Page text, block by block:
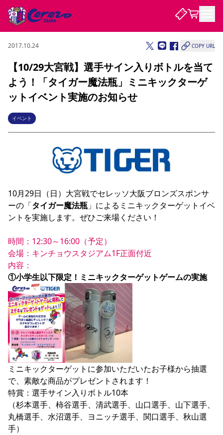
試合・チーム
試合について
試合日程 / 結果 順位表
チームについて
ハナサカプレーヤー
観戦する
チケット
チケット情報 販売スケジュール 価格・席種 購入方法
特定興行入場券 譲渡サービス リセールサービス
観戦マナー&ルール ビジターサポーター観戦ガイド 公式アプリ
スタジアム
DAZNで観戦
DAZNで観戦
アウェイツアー
アウェイツアー
よくある質問
よくある質問
クラブを知る
セレッソ大阪について
沿革 シーズン記録 求人情報
パートナー企業募集中 セレッソ大阪VISAカード サポートスタッフ
セレッソアイデアちょうだいな
応援商店街
Lise（ライセンスビジネス）
サステナビリティ
サステナビリティポリシー SDGsのゴール
インパクトレポート
活動レポート
スポーツクラブ
スポーツクラブ
関連団体/施設
長居公園 セレッソフットサルパーク セレッソフットサルパーク長居
セレッソスポーツパーク舞洲
YANMAR HANASAKA STADIUM
セレッソ大阪アカデミー 子供のサッカースクール
大人のサッカースクール その他スポーツクラブ
ファンクラブ
SAKURA SOCIO SAKURA POINT Program 招待券引換方法
先行入場
まいセレチケット
会員規定 婚姻届・出生届・命名書
ニュース
すべて チーム グッズ チケット
ホームタウン パートナー スポーツクラブ
レディース
アカデミー
2017.10.24 COPY URL
【10/29大宮戦】選手サイン入りボトルを当て
よう！「タイガー魔法瓶」ミニキックターゲ
ットイベント実施のお知らせ
イベント
10月29日（日）大宮戦でセレッソ大阪ブロンズスポンサ
ーの「タイガー魔法瓶 」によるミニキックターゲットイベ
ントを実施します。ぜひご来場ください！
時間：12:30～16:00（予定）
会場：キンチョウスタジアム1F正面付近
内容：
①小学生以下限定！ミニキックターゲットゲームの実施
ミニキックターゲットに参加いただいたお子様から抽選
で、素敵な商品がプレゼントされます！
特賞：選手サイン入りボトル10本
（杉本選手、柿谷選手、清武選手、山口選手、山下選手、
丸橋選手、水沼選手、ヨニッチ選手、関口選手、秋山選
手）